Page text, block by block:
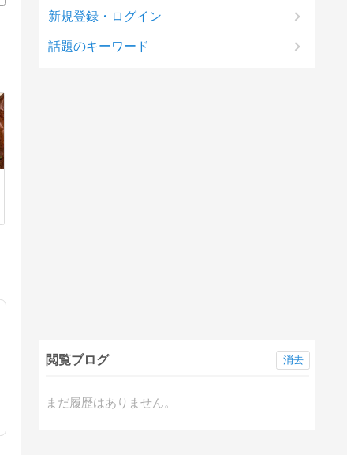
新規登録・ログイン
話題のキーワード
閲覧ブログ
まだ履歴はありません。
消去